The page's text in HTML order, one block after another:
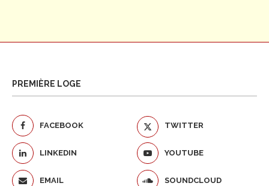
PREMIÈRE LOGE
FACEBOOK TWITTER
LINKEDIN YOUTUBE
EMAIL SOUNDCLOUD